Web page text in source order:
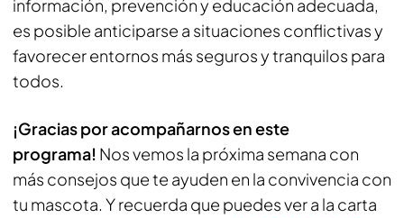
información, prevención y educación adecuada,
es posible anticiparse a situaciones conflictivas y
favorecer entornos más seguros y tranquilos para
todos.
¡Gracias por acompañarnos en este
programa! Nos vemos la próxima semana con
más consejos que te ayuden en la convivencia con
tu mascota. Y recuerda que puedes ver a la carta